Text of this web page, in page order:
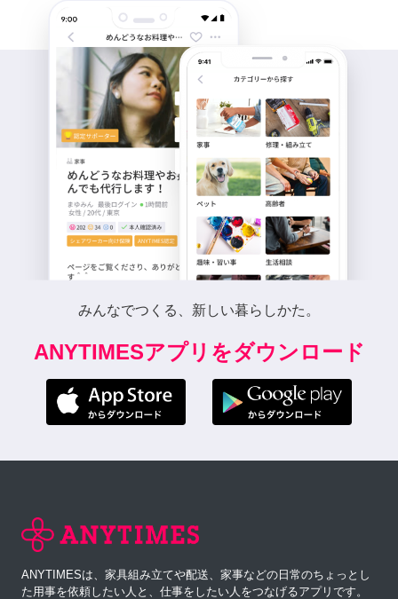
みんなでつくる、新しい暮らしかた。
ANYTIMESアプリをダウンロード
ANYTIMESは、家具組み立てや配送、家事などの日常のちょっとし
た用事を依頼したい人と、仕事をしたい人をつなげるアプリです。